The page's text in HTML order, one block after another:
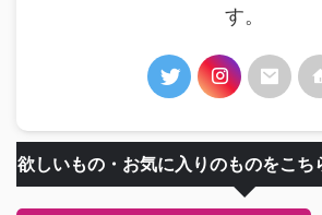
す。
欲しいもの・お気に入りのものをこち